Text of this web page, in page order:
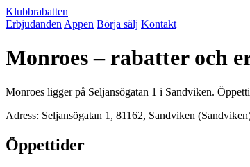
Klubbrabatten
Erbjudanden Appen Börja sälj Kontakt
Monroes – rabatter och
Monroes ligger på Seljansögatan 1 i Sandviken.
Adress: Seljansögatan 1, 81162, Sandviken
Öppettider